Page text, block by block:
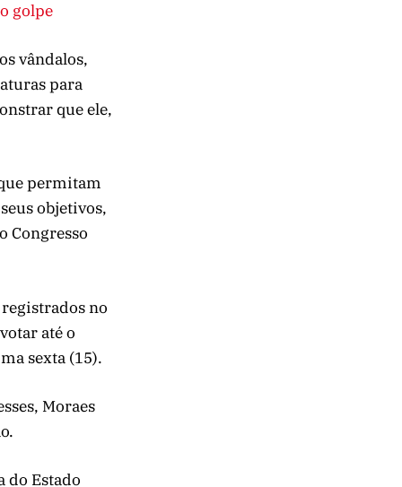
golpe
vândalos,
para
que ele,
permitam
objetivos,
Congresso
no
até o
sexta (15).
Moraes
do Estado